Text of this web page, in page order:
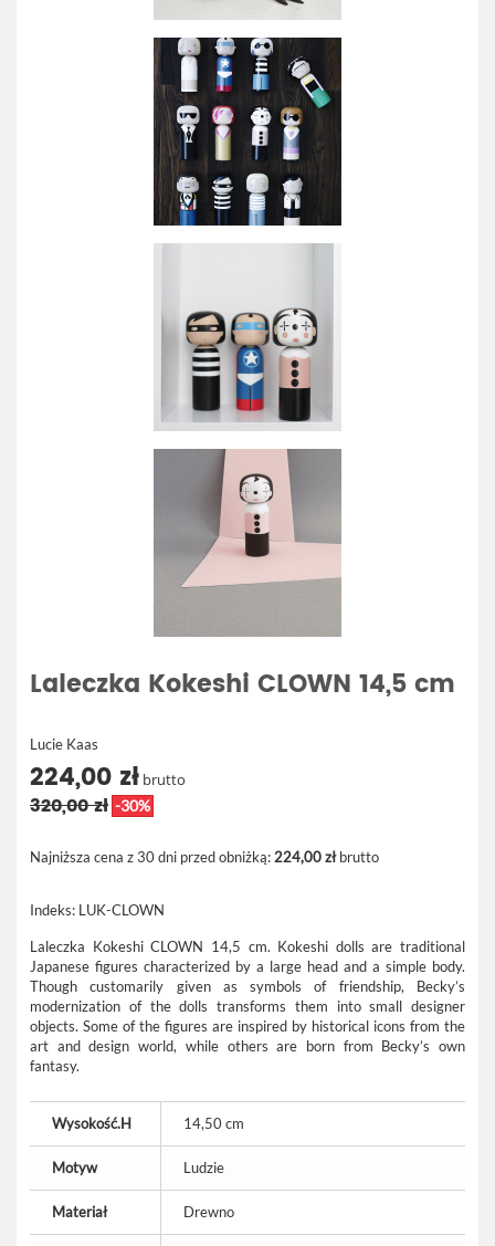
Laleczka Kokeshi CLOWN 14,5 cm
Lucie Kaas
224,00 zł brutto
320,00 zł -30%
Najniższa cena z 30 dni przed obniżką: 224,00 złbrutto
Indeks: LUK-CLOWN
Laleczka Kokeshi CLOWN 14,5 cm. Kokeshi dolls are traditional
Japanese figures characterized by a large head and a simple body.
Though customarily given as symbols of friendship, Becky’s
modernization of the dolls transforms them into small designer
objects. Some of the figures are inspired by historical icons from the
art and design world, while others are born from Becky’s own
fantasy.
Wysokość.H 14,50 cm
Motyw Ludzie
Materiał Drewno